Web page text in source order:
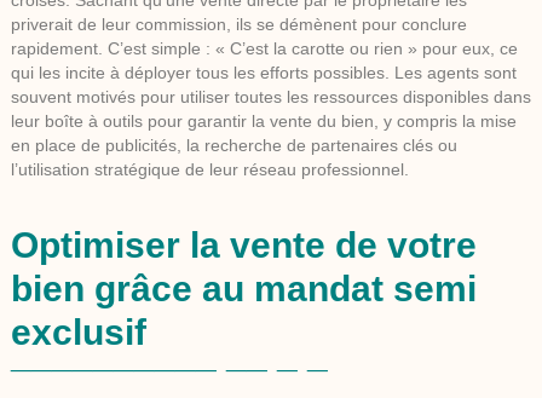
priverait de leur commission, ils se démènent pour conclure
rapidement. C’est simple : « C’est la carotte ou rien » pour eux, ce
qui les incite à déployer tous les efforts possibles. Les agents sont
souvent motivés pour utiliser toutes les ressources disponibles dans
leur boîte à outils pour garantir la vente du bien, y compris la mise
en place de publicités, la recherche de partenaires clés ou
l’utilisation stratégique de leur réseau professionnel.
Optimiser la vente de votre
bien grâce au mandat semi
exclusif